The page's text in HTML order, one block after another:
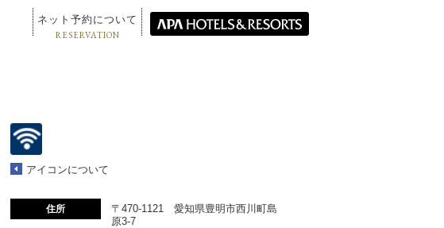
ネット予約について
RESERVATION
アイコンについて
住所
〒470-1121 愛知県豊明市西川町島
原3-7